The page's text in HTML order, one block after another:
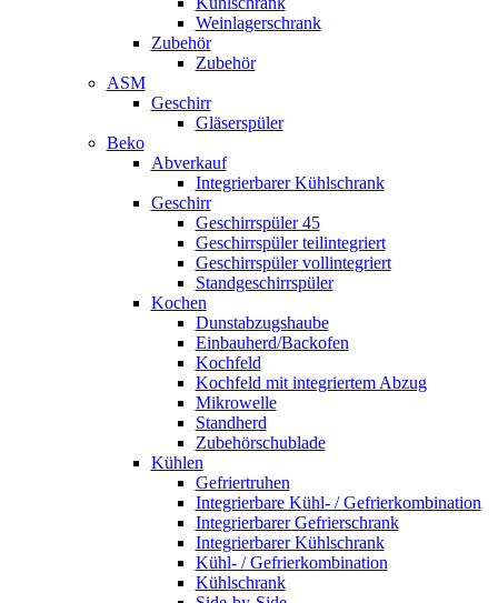
Weinlagerschrank
Zubehör
Zubehör
ASM
Geschirr
Gläserspüler
Beko
Abverkauf
Integrierbarer Kühlschrank
Geschirr
Geschirrspüler 45
Geschirrspüler teilintegriert
Geschirrspüler vollintegriert
Standgeschirrspüler
Kochen
Dunstabzugshaube
Einbauherd/Backofen
Kochfeld
Kochfeld mit integriertem Abzug
Mikrowelle
Standherd
Zubehörschublade
Kühlen
Gefriertruhen
Integrierbare Kühl- / Gefrierkombination
Integrierbarer Gefrierschrank
Integrierbarer Kühlschrank
Kühl- / Gefrierkombination
Kühlschrank